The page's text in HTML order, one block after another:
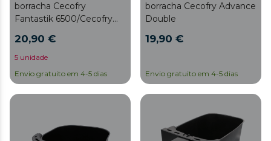
borracha Cecofry
Fantastik 6500/Cecofry
6500/Cecofry Fantastik
Window 6500 Grelha com
pés de borracha Cecofry
Fantastik 6500/Cecofry
Fantastik Inox
20,90 €
5 unidade
Envio gratuito em 4-5 dias
borracha Cecofry Advance
Double
19,90 €
Envio gratuito em 4-5 dias